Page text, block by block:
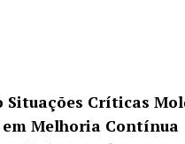
Situações Críticas
Melhoria Contínua